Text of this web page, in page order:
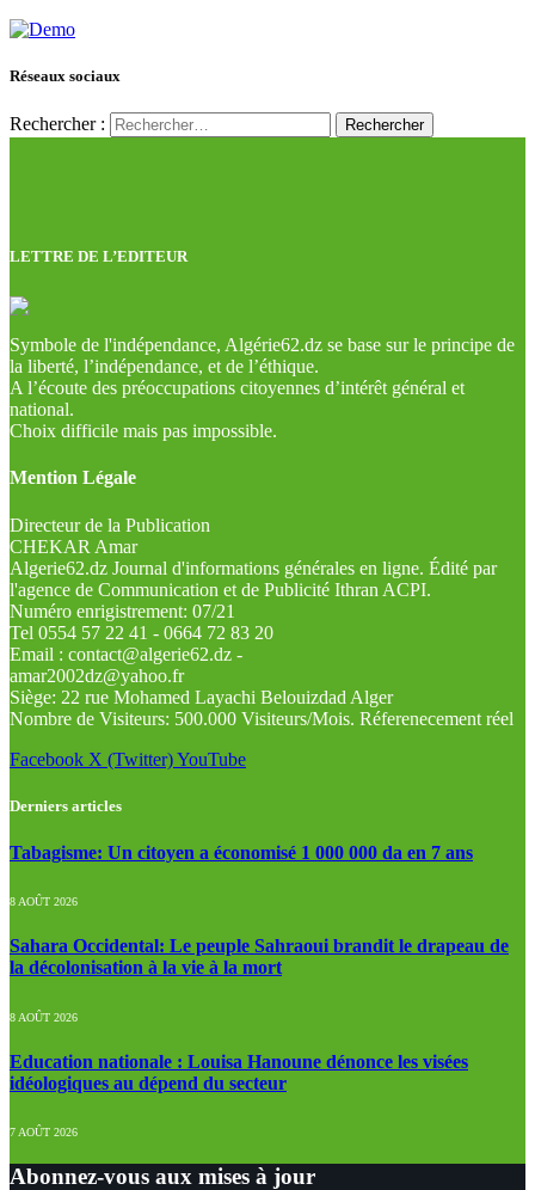
Réseaux sociaux
Rechercher :
LETTRE DE L’EDITEUR
Symbole de l'indépendance, Algérie62.dz se base sur le principe de
la liberté, l’indépendance, et de l’éthique.
A l’écoute des préoccupations citoyennes d’intérêt général et
national.
Choix difficile mais pas impossible.
Mention Légale
Directeur de la Publication
CHEKAR Amar
Algerie62.dz Journal d'informations générales en ligne. Édité par
l'agence de Communication et de Publicité Ithran ACPI.
Numéro enrigistrement: 07/21
Tel 0554 57 22 41 - 0664 72 83 20
Email : contact@algerie62.dz -
amar2002dz@yahoo.fr
Siège: 22 rue Mohamed Layachi Belouizdad Alger
Nombre de Visiteurs: 500.000 Visiteurs/Mois. Réferenecement réel
Facebook X (Twitter)YouTube
Derniers articles
Tabagisme: Un citoyen a économisé 1 000 000 da en 7 ans
8 AOÛT 2026
Sahara Occidental: Le peuple Sahraoui brandit le drapeau de
la décolonisation à la vie à la mort
8 AOÛT 2026
Education nationale : Louisa Hanoune dénonce les visées
idéologiques au dépend du secteur
7 AOÛT 2026
Abonnez-vous aux mises à jour